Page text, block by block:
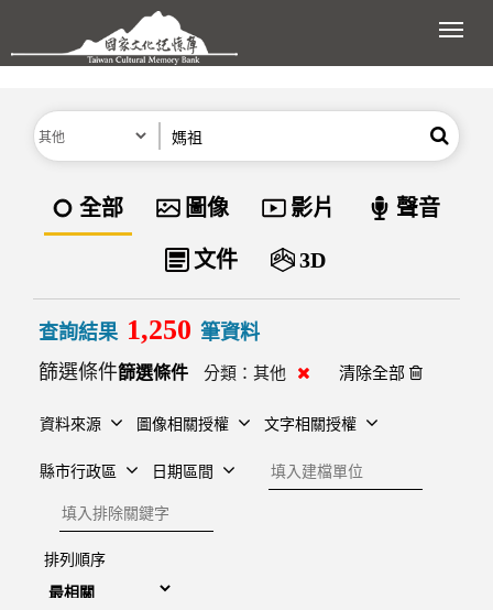
跳到主要內容區塊
展
分類 搜尋
資料類型
全部 圖像 影片 聲音
文件 3D
查詢結果 1,250 筆資料
篩選條件
分類： 其他 清除分類
清除全部
資料來源 圖像相關授權 文字相關授權
縣市行政區 日期區間
建檔單位
排除關鍵字
排列順序